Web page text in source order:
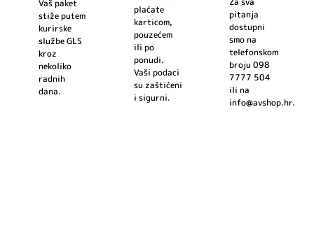
Vaš paket
stiže putem
kurirske
službe GLS
kroz
nekoliko
radnih
dana.
plaćate
karticom,
pouzećem
ili po
ponudi.
Vaši podaci
su zaštićeni
i sigurni.
pitanja
dostupni
smo na
telefonskom
broju 098
7777 504
ili na
info@avshop.hr.